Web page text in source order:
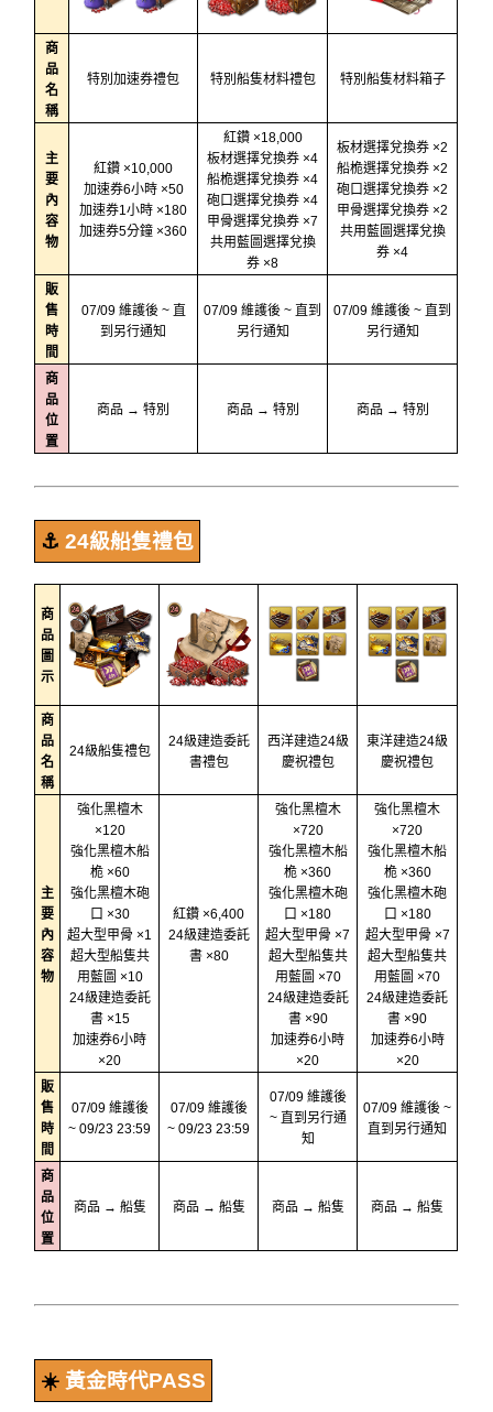
商
品
名
稱
特別加速券禮包 特別船隻材料禮包 特別船隻材料箱子
主
要
內
容
物
紅鑽 ×10,000
加速券6小時 ×50
加速券1小時 ×180
加速券5分鐘 ×360
紅鑽 ×18,000
板材選擇兌換券 ×4
船桅選擇兌換券 ×4
砲口選擇兌換券 ×4
甲骨選擇兌換券 ×7
共用藍圖選擇兌換
券 ×8
板材選擇兌換券 ×2
船桅選擇兌換券 ×2
砲口選擇兌換券 ×2
甲骨選擇兌換券 ×2
共用藍圖選擇兌換
券 ×4
販
售
時
間
07/09 維護後 ~ 直
到另行通知
07/09 維護後 ~ 直到
另行通知
07/09 維護後 ~ 直到
另行通知
商
品
位
置
商品 → 特別 商品 → 特別 商品 → 特別
⚓️24級船隻禮包
商
品
圖
示
商
品
名
稱
24級船隻禮包
24級建造委託
書禮包
西洋建造24級
慶祝禮包
東洋建造24級
慶祝禮包
主
要
內
容
物
強化黑檀木
×120
強化黑檀木船
桅 ×60
強化黑檀木砲
口 ×30
超大型甲骨 ×1
超大型船隻共
用藍圖 ×10
24級建造委託
書 ×15
加速券6小時
×20
紅鑽 ×6,400
24級建造委託
書 ×80
強化黑檀木
×720
強化黑檀木船
桅 ×360
強化黑檀木砲
口 ×180
超大型甲骨 ×7
超大型船隻共
用藍圖 ×70
24級建造委託
書 ×90
加速券6小時
×20
強化黑檀木
×720
強化黑檀木船
桅 ×360
強化黑檀木砲
口 ×180
超大型甲骨 ×7
超大型船隻共
用藍圖 ×70
24級建造委託
書 ×90
加速券6小時
×20
販
售
時
間
07/09 維護後
~ 09/23 23:59
07/09 維護後
~ 09/23 23:59
07/09 維護後
~ 直到另行通
知
07/09 維護後 ~
直到另行通知
商
品
位
置
商品 → 船隻 商品 → 船隻 商品 → 船隻 商品 → 船隻
☀️ 黃金時代PASS